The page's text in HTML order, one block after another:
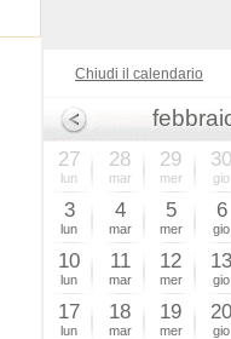
Chiudi il calendario
27
lun
28
mar
29
mer
30
gio
3
lun
4
mar
5
mer
6
gio
10
lun
11
mar
12
mer
13
gio
17
lun
18
mar
19
mer
20
gio